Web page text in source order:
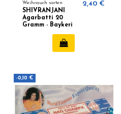
Weihrauch sorten
SHIVRANJANI
Agarbatti 20
Gramm - Baykeri
2,40 €
-0,10 €